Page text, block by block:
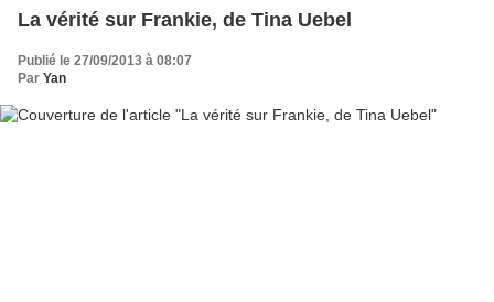
La vérité sur Frankie, de Tina Uebel
Publié le 27/09/2013 à 08:07
Par Yan